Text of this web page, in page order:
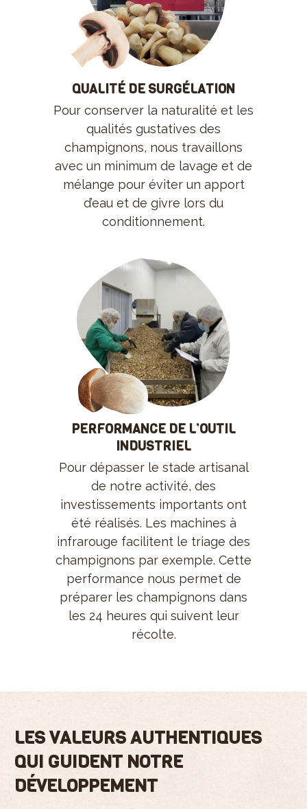
QUALITÉ DE SURGÉLATION
Pour conserver la naturalité et les
qualités gustatives des
champignons, nous travaillons
avec un minimum de lavage et de
mélange pour éviter un apport
d’eau et de givre lors du
conditionnement.
PERFORMANCE DE L’OUTIL
INDUSTRIEL
Pour dépasser le stade artisanal
de notre activité, des
investissements importants ont
été réalisés. Les machines à
infrarouge facilitent le triage des
champignons par exemple. Cette
performance nous permet de
préparer les champignons dans
les 24 heures qui suivent leur
récolte.
LES VALEURS AUTHENTIQUES
QUI GUIDENT NOTRE
DÉVELOPPEMENT